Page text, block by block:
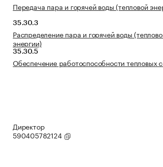
Передача пара и горячей воды (тепловой
35.30.3
Распределение пара и горячей воды
энергии)
35.30.5
Обеспечение работоспособности тепловых
Директор
590405782124